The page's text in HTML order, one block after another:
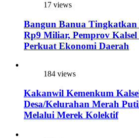
17 views
Bangun Banua
Rp9 Miliar, Pemprov
Perkuat Ekonomi Daerah
184 views
Kakanwil Kemenkum
Desa/Kelurahan Merah
Melalui Merek Kolektif